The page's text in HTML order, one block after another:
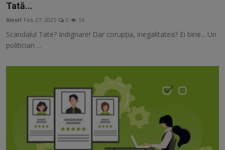
Muzica
Free Script
Podcast
Tată...
AlexH Feb 27, 2025 0 16
Scandalul Tate? Indignare! Dar corupția, inegalitatea? Ei bine... Un
politician ...